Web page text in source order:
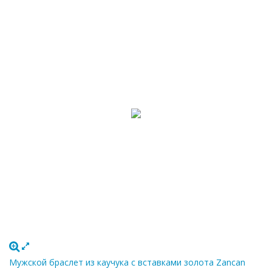
Мужской браслет из каучука с вставками золота Zancan